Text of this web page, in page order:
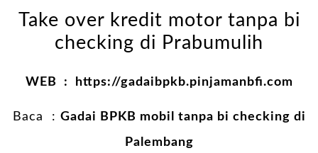
Take over kredit motor tanpa bi
checking di Prabumulih
WEB : https://gadaibpkb.pinjamanbfi.com
Baca : Gadai BPKB mobil tanpa bi checking di
Palembang